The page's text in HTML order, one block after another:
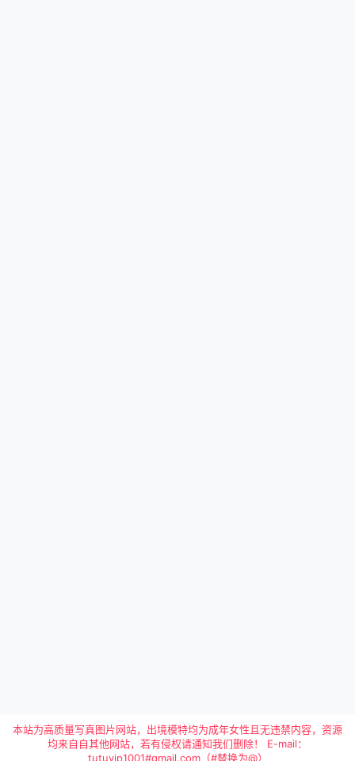
本站为高质量写真图片网站，出境模特均为成年女性且无违禁内容，资源
均来自自其他网站，若有侵权请通知我们删除！ E-mail：
tutuvip1001#gmail.com（#替换为@）